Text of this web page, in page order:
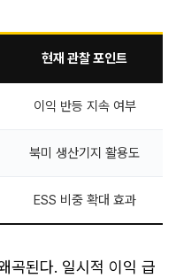
현재 관찰 포인트
이익 반등 지속 여부
북미 생산기지 활용도
ESS 비중 확대 효과
곡된다. 일시적 이익 급